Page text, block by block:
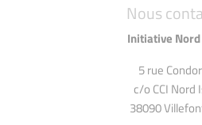
Nous
Initiative
5 rue
c/o CCI Nord
38090